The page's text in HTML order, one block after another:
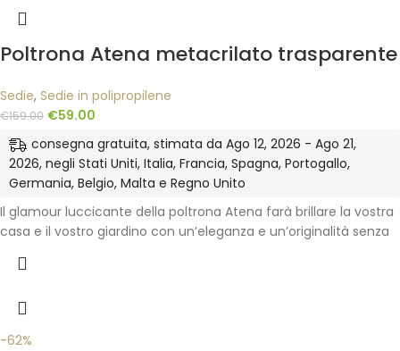
Poltrona Atena metacrilato trasparente
Sedie, Sedie in polipropilene
€159.00 €59.00
consegna gratuita, stimata da Ago 12, 2026 - Ago 21,
2026, negli Stati Uniti, Italia, Francia, Spagna, Portogallo,
Germania, Belgio, Malta e Regno Unito
Il glamour luccicante della poltrona Atena farà brillare la vostra
casa e il vostro giardino con un’eleganza e un’originalità senza
-62%